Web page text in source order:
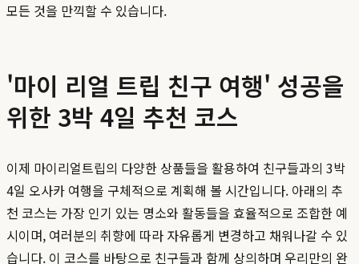
모든 것을 만끽할 수 있습니다.
'마이 리얼 트립 친구 여행' 성공을
위한 3박 4일 추천 코스
이제 마이리얼트립의 다양한 상품들을 활용하여 친구들과의 3박
4일 오사카 여행을 구체적으로 계획해 볼 시간입니다. 아래의 추
천 코스는 가장 인기 있는 명소와 활동들을 효율적으로 조합한 예
시이며, 여러분의 취향에 따라 자유롭게 변경하고 채워나갈 수 있
습니다. 이 코스를 바탕으로 친구들과 함께 상의하며 우리만의 완